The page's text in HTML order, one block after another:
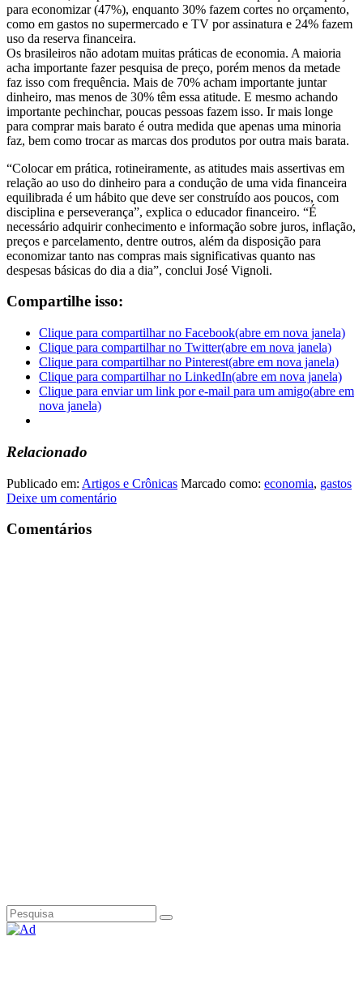
para economizar (47%), enquanto 30% fazem cortes no orçamento,
como em gastos no supermercado e TV por assinatura e 24% fazem
uso da reserva financeira.
Os brasileiros não adotam muitas práticas de economia. A maioria
acha importante fazer pesquisa de preço, porém menos da metade
faz isso com frequência. Mais de 70% acham importante juntar
dinheiro, mas menos de 30% têm essa atitude. E mesmo achando
importante pechinchar, poucas pessoas fazem isso. Ir mais longe
para comprar mais barato é outra medida que apenas uma minoria
faz, bem como trocar as marcas dos produtos por outra mais barata.
“Colocar em prática, rotineiramente, as atitudes mais assertivas em
relação ao uso do dinheiro para a condução de uma vida financeira
equilibrada é um hábito que deve ser construído aos poucos, com
disciplina e perseverança”, explica o educador financeiro. “É
necessário adquirir conhecimento e informação sobre juros, inflação,
preços e parcelamento, dentre outros, além da disposição para
economizar tanto nas compras mais significativas quanto nas
despesas básicas do dia a dia”, conclui José Vignoli.
Compartilhe isso:
Clique para compartilhar no Facebook(abre em nova janela)
Clique para compartilhar no Twitter(abre em nova janela)
Clique para compartilhar no Pinterest(abre em nova janela)
Clique para compartilhar no LinkedIn(abre em nova janela)
Clique para enviar um link por e-mail para um amigo(abre em
nova janela)
Relacionado
Publicado em: Artigos e Crônicas Marcado como: economia, gastos
Deixe um comentário
Comentários